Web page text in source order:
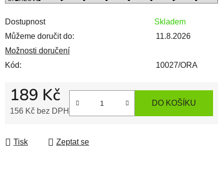
Dostupnost
Skladem
Můžeme doručit do:
11.8.2026
Možnosti doručení
Kód:
10027/ORA
189 Kč
156 Kč bez DPH
DO KOŠÍKU
Tisk Zeptat se